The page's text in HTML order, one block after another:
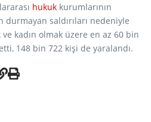
hukuk kurumlarının
durmayan saldırıları nedeniyle
ve kadın olmak üzere en az 60 bin
148 bin 722 kişi de yaralandı.